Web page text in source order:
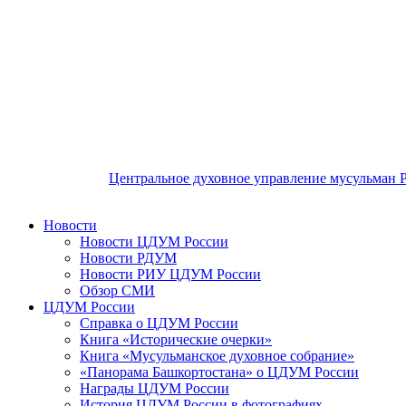
Центральное духовное управление мусульман
Новости
Новости ЦДУМ России
Новости РДУМ
Новости РИУ ЦДУМ России
Обзор СМИ
ЦДУМ России
Справка о ЦДУМ России
Книга «Исторические очерки»
Книга «Мусульманское духовное собрание»
«Панорама Башкортостана» о ЦДУМ России
Награды ЦДУМ России